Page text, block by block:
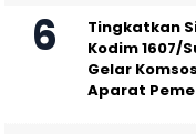
Tingkatkan
Kodim 1607/
Gelar
Aparat